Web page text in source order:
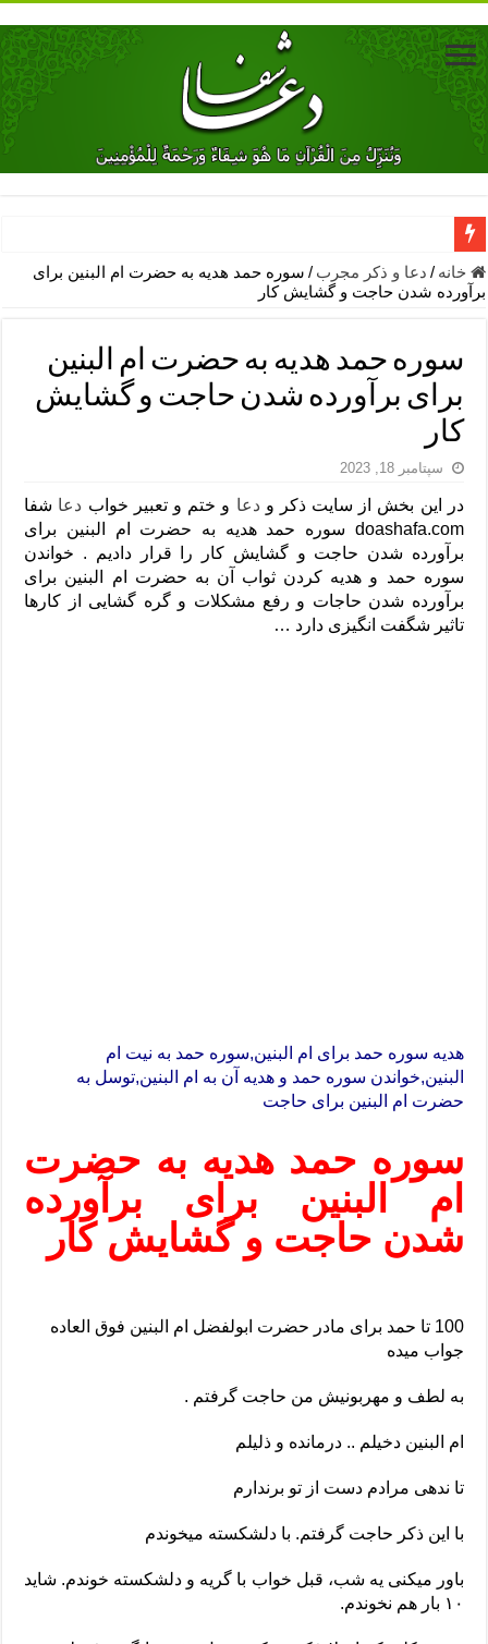
دعای جلب محبت فوری معشوق – دعای جلب محبت شوهر
دعای مشکل گشا برای رفع فقر – ذکرهای روزی‌ بخش
معجزات دعای یا من اظهر الجمیل – دعای یا من اظهر الجمیل برای
مهم ترین اذکار الهی و فضیلت آن ها – ذکر مخصوص مستجاب الدعوه
دعا برای ترس بچه ها در خواب – دعای ترس و بی خوابی کودکان
نماز حاجت برای کار گشایی- دعای رفع مشکلات و طلب حاجت
لا حول ولا قوة الا بالله برای چشم زخم – دعای چشم زخم ماشاالله
دعای قوی رفع ترس – دعای مجرب برای آرامش قلب و رفع اضطراب
دعا برای پولدار شدن در یک روز – دعای ثروت حضرت سلیمان
خانه / دعا و ذکر مجرب / سوره حمد هدیه به حضرت ام البنین برای
برآورده شدن حاجت و گشایش کار
سوره حمد هدیه به حضرت ام البنین
برای برآورده شدن حاجت و گشایش
کار
سپتامبر 18, 2023
در این بخش از سایت ذکر ودعا و ختم و تعبیر خواب دعا شفا
doashafa.com سوره حمد هدیه به حضرت ام البنین برای
برآورده شدن حاجت و گشایش کار را قرار دادیم . خواندن
سوره حمد و هدیه کردن ثواب آن به حضرت ام البنین برای
برآورده شدن حاجات و رفع مشکلات و گره گشایی از کارها
تاثیر شگفت انگیزی دارد …
هدیه سوره حمد برای ام البنین,سوره حمد به نیت ام
البنین,خواندن سوره حمد و هدیه آن به ام البنین,توسل به
حضرت ام البنین برای حاجت
سوره حمد هدیه به حضرت
ام البنین برای برآورده
شدن حاجت و گشایش کار
100 تا حمد برای مادر حضرت ابولفضل ام البنین فوق العاده
جواب میده
به لطف و مهربونیش من حاجت گرفتم .
ام البنین دخیلم .. درمانده و ذلیلم
تا ندهی مرادم دست از تو برندارم
با این ذکر حاجت گرفتم. با دلشکسته میخوندم
باور میکنی یه شب، قبل خواب با گریه و دلشکسته خوندم. شاید
۱۰ بار هم نخوندم.